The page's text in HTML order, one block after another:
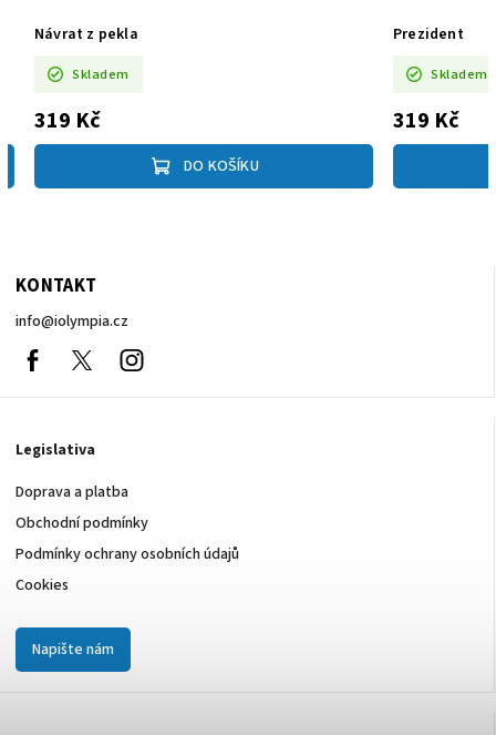
Návrat z pekla
Skladem
319 Kč
DO KOŠÍKU
Prezident
Skladem
319 Kč
KONTAKT
info@iolympia.cz
Facebook nolympia61611
Legislativa
Doprava a platba
Obchodní podmínky
Podmínky ochrany osobních údajů
Cookies
Napište nám